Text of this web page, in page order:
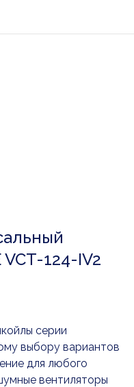
124-IV2
серии
выбору вариантов
для любого
вентиляторы